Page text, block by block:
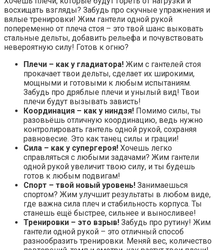
восхищать взгляды? Забудь про скучные упражнения и
вялые тренировки! Жим гантели одной рукой
попеременно от плеча стоя – это твой шанс выковать
стальные дельты, добавить рельефа и почувствовать
невероятную силу! Готов к огню?
Плечи – как у гладиатора! Жим с гантелей стоя
прокачает твои дельты, сделает их широкими,
мощными и готовыми к любым испытаниям.
Забудь про дряблые плечи и унылый вид! Твои
плечи будут вызывать зависть!
Координация – как у ниндзя! Помимо силы, ты
разовьёшь отличную координацию, ведь нужно
контролировать гантель одной рукой, сохраняя
равновесие. Это как танец силы и грации!
Сила – как у супергероя! Хочешь легко
справляться с любыми задачами? Жим гантели
одной рукой увеличит твою силу, и ты будешь
готов к любым подвигам!
Спорт – твой новый уровень! Занимаешься
спортом? Жим улучшит результаты в любом виде,
где важна сила плеч и стабильность корпуса. Ты
станешь ещё быстрее, сильнее и выносливее!
Тренировки – это взрыв! Забудь про рутину! Жим
гантели одной рукой – это отличный способ
разнообразить тренировки. Меняй вес, количество